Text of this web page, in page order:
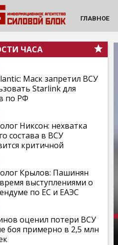
ГЛАВНОЕ
ЧАСА
Маск запретил ВСУ
Starlink для
по РФ
Никсон: нехватка
состава в ВСУ
критичной
Крылов: Пашинян
выступлениями о
по ЕС и ЕАЭС
оценил потери ВСУ
боя примерно в 2,5 млн